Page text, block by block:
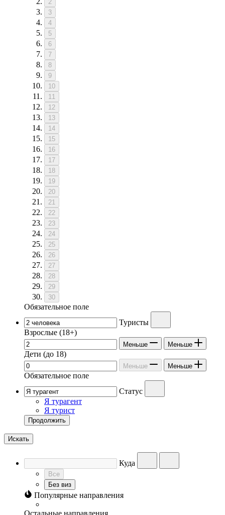
2
3
4
5
6
7
8
9
10
11
12
13
14
15
16
17
18
19
20
21
22
23
24
25
26
27
28
29
30
Обязательное поле
Туристы
Взрослые (18+)
Меньше Меньше
Дети (до 18)
Меньше Меньше
Обязательное поле
Статус
Я турагент
Я турист
Продолжить
Искать
Куда
Все
Без виз
Популярные направления
Остальные направления